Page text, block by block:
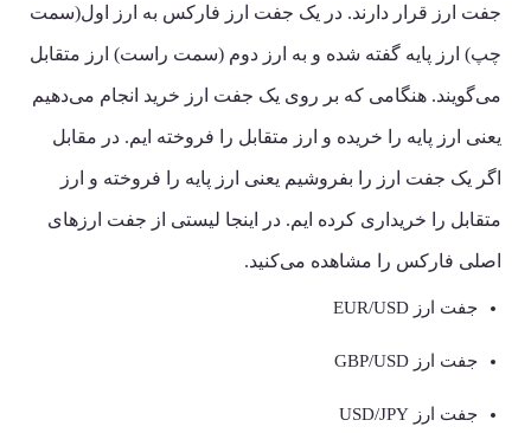
جفت ارز قرار دارند. در یک جفت ارز فارکس به ارز اول(سمت
چپ) ارز پایه گفته شده و به ارز دوم (سمت راست) ارز متقابل
می‌گویند. هنگامی که بر روی یک جفت ارز خرید انجام می‌دهیم
یعنی ارز پایه را خریده و ارز متقابل را فروخته ایم. در مقابل
اگر یک جفت ارز را بفروشیم یعنی ارز پایه را فروخته و ارز
متقابل را خریداری کرده ایم. در اینجا لیستی از جفت ارزهای
اصلی فارکس را مشاهده می‌کنید.
جفت ارز EUR/USD
جفت ارز GBP/USD
جفت ارز USD/JPY